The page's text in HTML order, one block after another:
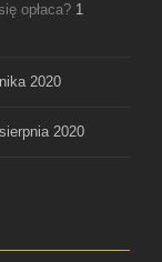
opłaca? 1
2020
2020